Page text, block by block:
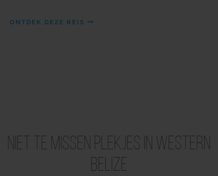
ONTDEK DEZE REIS
Niet te missen plekjes in Western
Belize